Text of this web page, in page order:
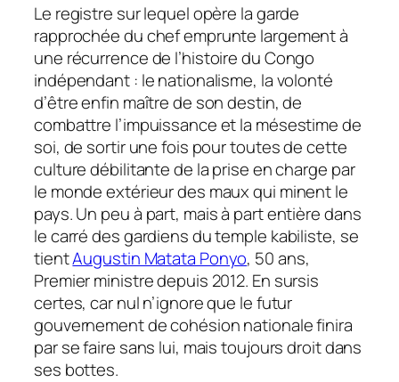
Le registre sur lequel opère la garde
rapprochée du chef emprunte largement à
une récurrence de l’histoire du Congo
indépendant : le nationalisme, la volonté
d’être enfin maître de son destin, de
combattre l’impuissance et la mésestime de
soi, de sortir une fois pour toutes de cette
culture débilitante de la prise en charge par
le monde extérieur des maux qui minent le
pays. Un peu à part, mais à part entière dans
le carré des gardiens du temple kabiliste, se
tientAugustin Matata Ponyo, 50 ans,
Premier ministre depuis 2012. En sursis
certes, car nul n’ignore que le futur
gouvernement de cohésion nationale finira
par se faire sans lui, mais toujours droit dans
ses bottes.